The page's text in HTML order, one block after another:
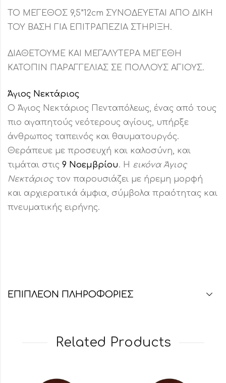
ΤΟ ΜΕΓΕΘΟΣ 9,5*12cm ΣΥΝΟΔΕΥΕΤΑΙ ΑΠΟ ΔΙΚΗ
ΤΟΥ ΒΑΣΗ ΓΙΑ ΕΠΙΤΡΑΠΕΖΙΑ ΣΤΗΡΙΞΗ.
ΔΙΑΘΕΤΟΥΜΕ ΚΑΙ ΜΕΓΑΛΥΤΕΡΑ ΜΕΓΕΘΗ
ΚΑΤΟΠΙΝ ΠΑΡΑΓΓΕΛΙΑΣ ΣΕ ΠΟΛΛΟΥΣ ΑΓΙΟΥΣ.
Άγιος Νεκτάριος
Ο Άγιος Νεκτάριος Πενταπόλεως, ένας από τους
πιο αγαπητούς νεότερους αγίους, υπήρξε
άνθρωπος ταπεινός και θαυματουργός.
Θεράπευε με προσευχή και καλοσύνη, και
τιμάται στις 9 Νοεμβρίου. Η εικόνα Άγιος
Νεκτάριος τον παρουσιάζει με ήρεμη μορφή
και αρχιερατικά άμφια, σύμβολα πραότητας και
πνευματικής ειρήνης.
ΕΠΙΠΛΈΟΝ ΠΛΗΡΟΦΟΡΊΕΣ
Related Products